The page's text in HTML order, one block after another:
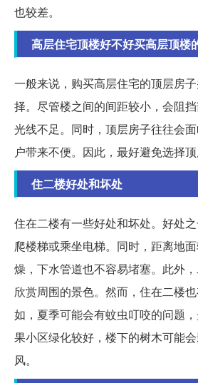
也较差。
高层住宅顶楼好不好买高层顶楼
一般来说，购买高层住宅的顶层房
择。尽管楼之间的间距较小，会阻
光线不足。同时，顶层房子往往会
户带来不便。因此，最好避免选择顶
住二楼好处和坏处
住在二楼有一些好处和坏处。好处
爬楼梯或乘坐电梯。同时，距离地
燥，下水管道也不容易堵塞。此外
欣赏周围的景色。然而，住在二楼
如，夏季可能会有蚊虫叮咬的问题
果小区绿化较好，楼下的树木可能
风。